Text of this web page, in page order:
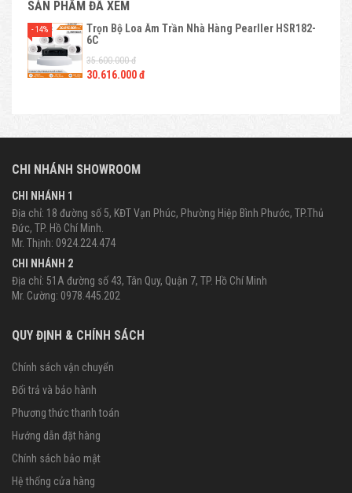
SẢN PHẨM ĐÃ XEM
Trọn Bộ Loa Âm Trần Nhà Hàng Pearller HSR182-
6C
35.600.000 đ
30.616.000 đ
- 14%
CHI NHÁNH SHOWROOM
CHI NHÁNH 1
Địa chỉ: 18 đường số 5, KĐT Vạn Phúc, Phường Hiệp Bình Phước, TP.Thủ
Đức, TP. Hồ Chí Minh.
Mr. Thịnh: 0924.224.474
CHI NHÁNH 2
Địa chỉ: 51A đường số 43, Tân Quy, Quận 7, TP. Hồ Chí Minh
Mr. Cường: 0978.445.202
QUY ĐỊNH & CHÍNH SÁCH
Chính sách vận chuyển
Đổi trả và bảo hành
Phương thức thanh toán
Hướng dẫn đặt hàng
Chính sách bảo mật
Hệ thống cửa hàng